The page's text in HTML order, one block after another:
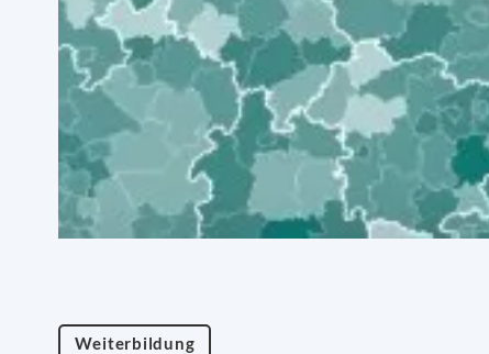
Weiterbildung